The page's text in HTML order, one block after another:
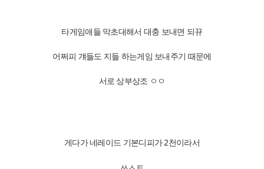
타게임애들 막초대해서 대충 보내면 되뀨
어쩌피 걔들도 지들 하는게임 보내주기 때문에
서로 상부상조 ㅇㅇ
게다가 네레이드 기본디피가 2천이라서